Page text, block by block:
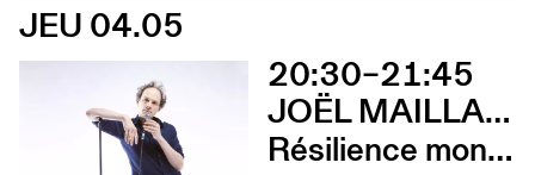
JEU 04.05
20:30–21:45
JOËL MAILLARD
Résilience mon cul